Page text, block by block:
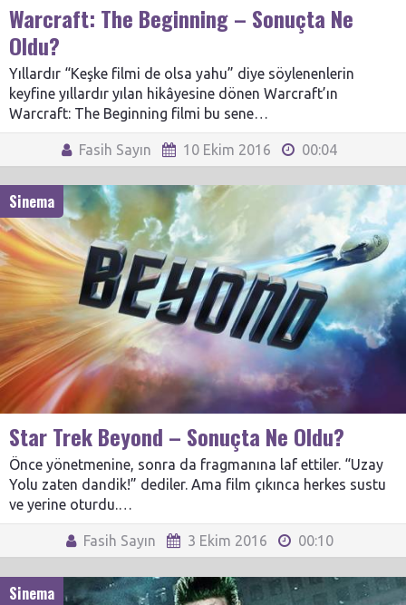
Warcraft: The Beginning – Sonuçta Ne
Oldu?
Yıllardır “Keşke filmi de olsa yahu” diye söylenenlerin
keyfine yıllardır yılan hikâyesine dönen Warcraft’ın
Warcraft: The Beginning filmi bu sene…
Fasih Sayın 10 Ekim 2016 00:04
Sinema
Star Trek Beyond – Sonuçta Ne Oldu?
Önce yönetmenine, sonra da fragmanına laf ettiler. “Uzay
Yolu zaten dandik!” dediler. Ama film çıkınca herkes sustu
ve yerine oturdu.…
Fasih Sayın 3 Ekim 2016 00:10
Sinema